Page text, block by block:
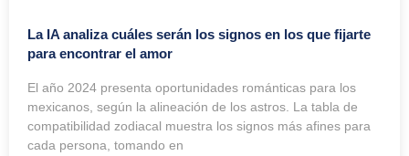
La IA analiza cuáles serán los signos en los que fijarte
para encontrar el amor
El año 2024 presenta oportunidades románticas para los
mexicanos, según la alineación de los astros. La tabla de
compatibilidad zodiacal muestra los signos más afines para
cada persona, tomando en